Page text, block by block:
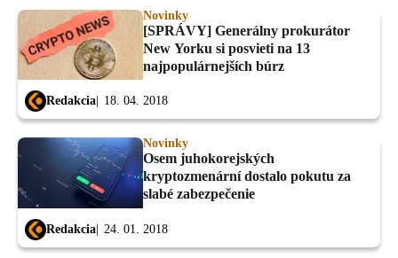
Novinky
[SPRÁVY] Generálny prokurátor
New Yorku si posvieti na 13
najpopulárnejších búrz
Redakcia 18. 04. 2018
Novinky
Osem juhokorejských
kryptozmenární dostalo pokutu za
slabé zabezpečenie
Redakcia 24. 01. 2018